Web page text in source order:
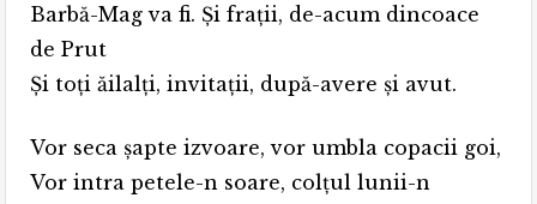
Barbă-Mag va fi. Şi fraţii, de-acum dincoace
de Prut
Şi toţi ăilalţi, invitaţii, după-avere şi avut.
Vor seca şapte izvoare, vor umbla copacii goi,
Vor intra petele-n soare, colţul lunii-n